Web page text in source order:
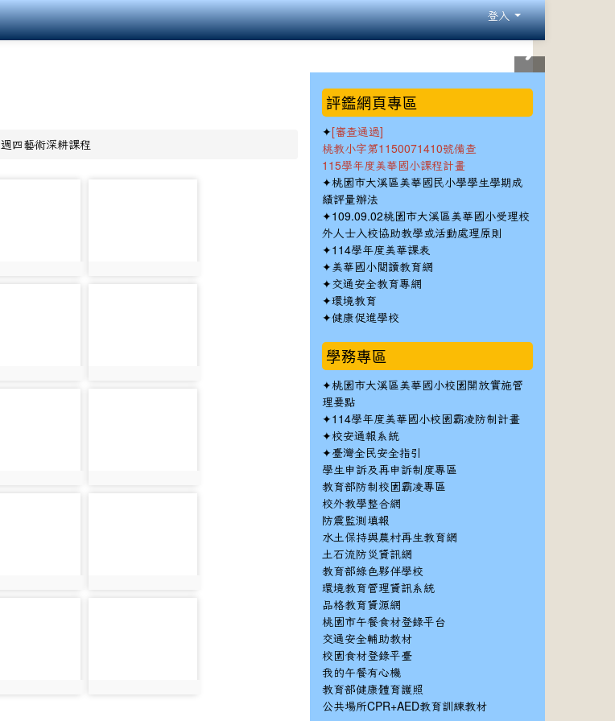
登入
週四藝術深耕課程
::: 評鑑網頁專區
✦ [審查通過]
桃教小字第1150071410號備查
115學年度美華國小課程計畫
✦桃園市大溪區美華國民小學學生學期成
績評量辦法
✦109.09.02桃園市大溪區美華國小受理校
外人士入校協助教學或活動處理原則
✦114學年度美華課表
✦美華國小閱讀教育網
✦ 交通安全教育專網
✦環境教育
✦健康促進學校
學務專區
✦桃園市大溪區美華國小校園開放實施管
理要點
✦114學年度美華國小校園霸凌防制計畫
✦校安通報系統
✦臺灣全民安全指引
學生申訴及再申訴制度專區
教育部防制校園霸凌專區
校外教學整合網
防震監測填報
水土保持與農村再生教育網
土石流防災資訊網
教育部綠色夥伴學校
環境教育管理資訊系統
品格教育資源網
桃園市午餐食材登錄平台
交通安全輔助教材
校園食材登錄平臺
我的午餐有心機
教育部健康體育護照
公共場所CPR+AED教育訓練教材